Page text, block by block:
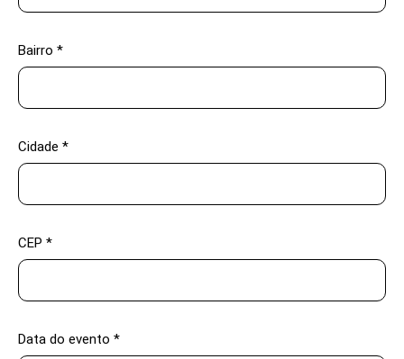
Bairro *
Cidade *
CEP *
Data do evento *